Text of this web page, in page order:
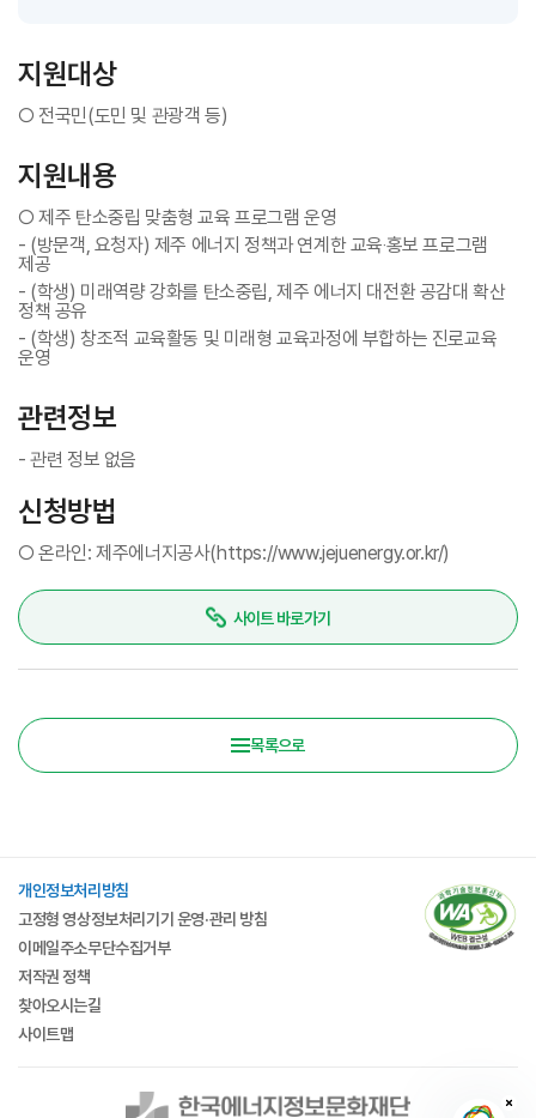
지원대상
○ 전국민(도민 및 관광객 등)
지원내용
○ 제주 탄소중립 맞춤형 교육 프로그램 운영
- (방문객, 요청자) 제주 에너지 정책과 연계한 교육‧홍보 프로그램
제공
- (학생) 미래역량 강화를 탄소중립, 제주 에너지 대전환 공감대 확산
정책 공유
- (학생) 창조적 교육활동 및 미래형 교육과정에 부합하는 진로교육
운영
관련정보
- 관련 정보 없음
신청방법
○ 온라인: 제주에너지공사(https://www.jejuenergy.or.kr/)
사이트 바로가기
목록으로
개인정보처리방침
고정형 영상정보처리기기 운영·관리 방침
이메일주소무단수집거부
저작권 정책
찾아오시는길
사이트맵